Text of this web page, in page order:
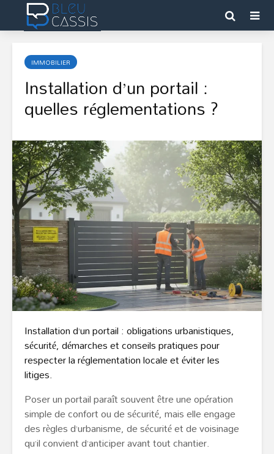
IMMOBILIER
Installation d’un portail :
quelles réglementations ?
Installation d’un portail : obligations urbanistiques,
sécurité, démarches et conseils pratiques pour
respecter la réglementation locale et éviter les
litiges.
Poser un portail paraît souvent être une opération
simple de confort ou de sécurité, mais elle engage
des règles d’urbanisme, de sécurité et de voisinage
qu’il convient d’anticiper avant tout chantier.